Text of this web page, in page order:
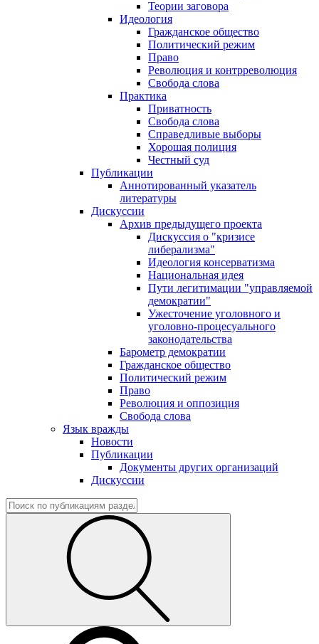
Теории заговора
Идеология
Гражданское общество
Политический режим
Право
Революция и контрреволюция
Свобода слова
Практика
Приватность
Свобода слова
Справедливые выборы
Хорошая полиция
Честный суд
Публикации
Аннотированный указатель
литературы
Дискуссии
Архив предыдущего проекта
Дискуссия о "кризисе
либерализма"
Идеология консерватизма
Национальная идея
Пути легитимации "управляемой
демократии"
Ужесточение уголовного и
уголовно-процесуального
законодательства
Барометр демократии
Гражданское общество
Политический режим
Право
Революция и оппозиция
Свобода слова
Язык вражды
Новости
Публикации
Документы других организаций
Дискуссии